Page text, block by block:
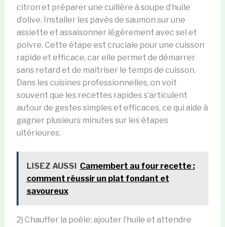
citron et préparer une cuillère à soupe d’huile
d’olive. Installer les pavés de saumon sur une
assiette et assaisonner légèrement avec sel et
poivre. Cette étape est cruciale pour une cuisson
rapide et efficace, car elle permet de démarrer
sans retard et de maîtriser le temps de cuisson.
Dans les cuisines professionnelles, on voit
souvent que les recettes rapides s’articulent
autour de gestes simples et efficaces, ce qui aide à
gagner plusieurs minutes sur les étapes
ultérieures.
LISEZ AUSSI
Camembert au four recette :
comment réussir un plat fondant et
savoureux
2) Chauffer la poêle: ajouter l’huile et attendre